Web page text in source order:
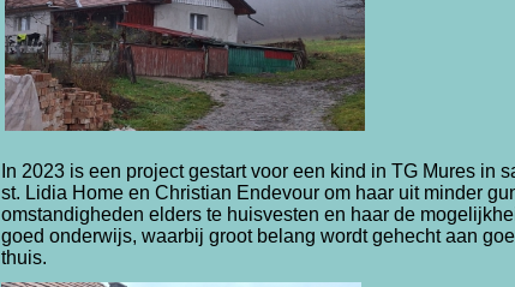
In 2023 is een project gestart voor een kind in TG Mures in
st. Lidia Home en Christian Endevour om haar uit minder
omstandigheden elders te huisvesten en haar de
goed onderwijs, waarbij groot belang wordt gehecht aan
thuis.